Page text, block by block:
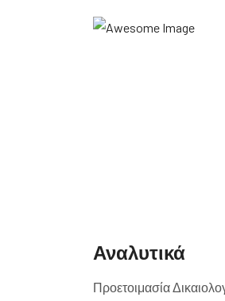
Αναλυτικά
Προετοιμασία